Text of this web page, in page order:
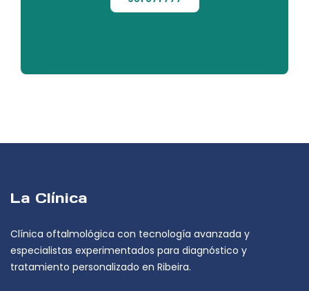
La Clínica
Clínica oftalmológica con tecnología avanzada y
especialistas experimentados para diagnóstico y
tratamiento personalizado en Ribeira.